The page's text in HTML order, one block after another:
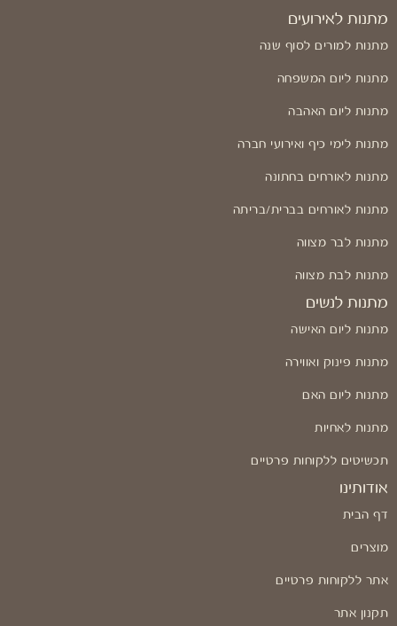
מתנות לאירועים
מתנות למורים לסוף שנה
מתנות ליום המשפחה
מתנות ליום האהבה
מתנות לימי כיף ואירועי חברה
מתנות לאורחים בחתונה
מתנות לאורחים בברית/בריתה
מתנות לבר מצווה
מתנות לבת מצווה
מתנות לנשים
מתנות ליום האישה
מתנות פינוק ואווירה
מתנות ליום האם
מתנות לאחיות
תכשיטים ללקוחות פרטיים
אודותינו
דף הבית
מוצרים
אתר ללקוחות פרטיים
תקנון אתר